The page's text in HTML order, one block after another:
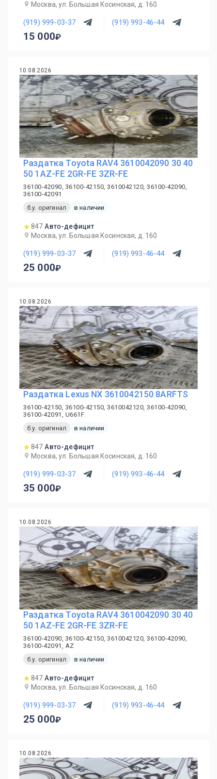
Москва, ул. Большая Косинская, д. 160
(919) 999-03-37 (919) 993-46-44
15 000
10.08.2026
Раздатка Toyota RAV4 3610042090 30 40
50 1AZ-FE 2GR-FE 3ZR-FE
36100-42090, 36100-42150, 3610042120, 36100-42090,
36100-42091
б.у. оригинал
в наличии
847 Авто-дефицит
Москва, ул. Большая Косинская, д. 160
(919) 999-03-37 (919) 993-46-44
25 000
10.08.2026
Раздатка Lexus NX 3610042150 8ARFTS
36100-42150, 36100-42150, 3610042120, 36100-42090,
36100-42091, U661F
б.у. оригинал
в наличии
847 Авто-дефицит
Москва, ул. Большая Косинская, д. 160
(919) 999-03-37 (919) 993-46-44
35 000
10.08.2026
Раздатка Toyota RAV4 3610042090 30 40
50 1AZ-FE 2GR-FE 3ZR-FE
36100-42090, 36100-42150, 3610042120, 36100-42090,
36100-42091, AZ
б.у. оригинал
в наличии
847 Авто-дефицит
Москва, ул. Большая Косинская, д. 160
(919) 999-03-37 (919) 993-46-44
25 000
10.08.2026